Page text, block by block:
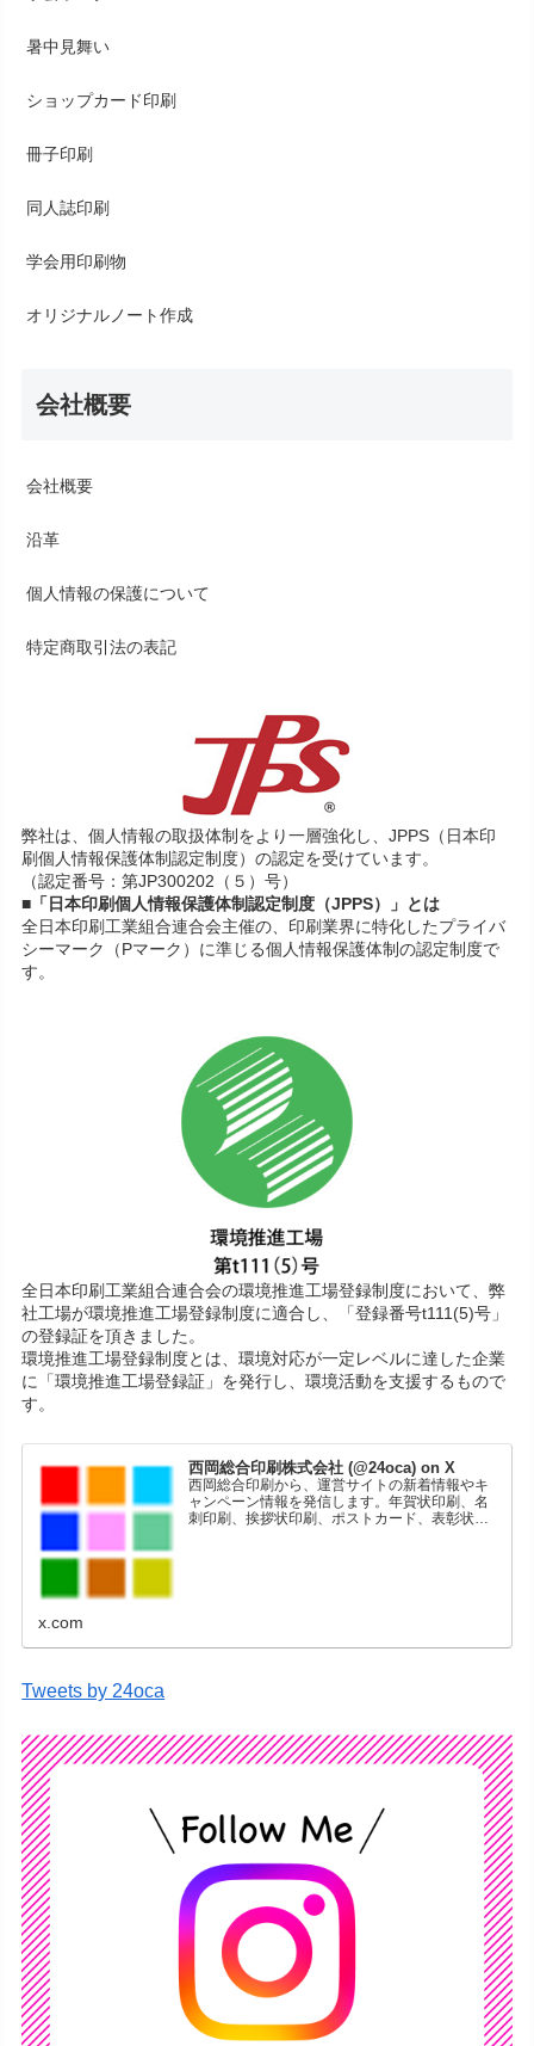
暑中見舞い
ショップカード印刷
冊子印刷
同人誌印刷
学会用印刷物
オリジナルノート作成
会社概要
会社概要
沿革
個人情報の保護について
特定商取引法の表記
弊社は、個人情報の取扱体制をより一層強化し、JPPS（日本印
刷個人情報保護体制認定制度）の認定を受けています。
（認定番号：第JP300202（５）号）
■「日本印刷個人情報保護体制認定制度（JPPS）」とは
全日本印刷工業組合連合会主催の、印刷業界に特化したプライバ
シーマーク（Pマーク）に準じる個人情報保護体制の認定制度で
す。
全日本印刷工業組合連合会の環境推進工場登録制度において、弊
社工場が環境推進工場登録制度に適合し、「登録番号t111(5)号」
の登録証を頂きました。
環境推進工場登録制度とは、環境対応が一定レベルに達した企業
に「環境推進工場登録証」を発行し、環境活動を支援するもので
す。
西岡総合印刷株式会社 (@24oca) on X
西岡総合印刷から、運営サイトの新着情報やキ
ャンペーン情報を発信します。年賀状印刷、名
刺印刷、挨拶状印刷、ポストカード、表彰状印
x.com
Tweets by 24oca